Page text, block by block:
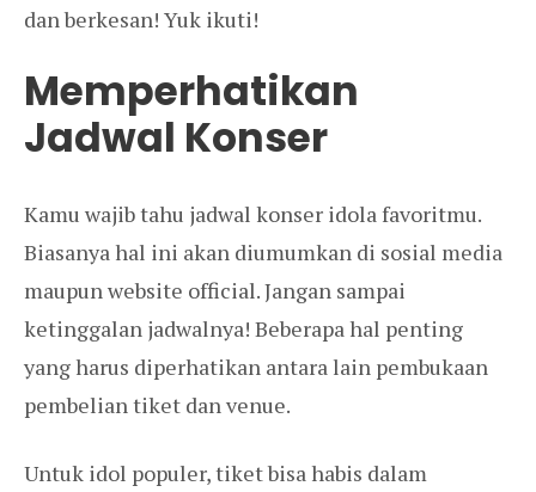
dan berkesan! Yuk ikuti!
Memperhatikan
Jadwal Konser
Kamu wajib tahu jadwal konser idola favoritmu.
Biasanya hal ini akan diumumkan di sosial media
maupun website official. Jangan sampai
ketinggalan jadwalnya! Beberapa hal penting
yang harus diperhatikan antara lain pembukaan
pembelian tiket dan venue.
Untuk idol populer, tiket bisa habis dalam